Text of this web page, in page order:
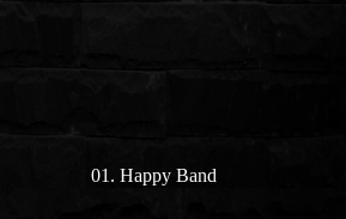
01. Happy Band